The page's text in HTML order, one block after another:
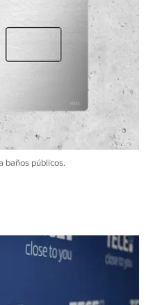
baños públicos.